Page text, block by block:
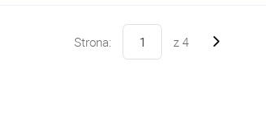
Strona: z 4